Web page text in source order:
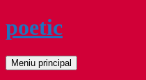
poetic
Caută
Meniu principal